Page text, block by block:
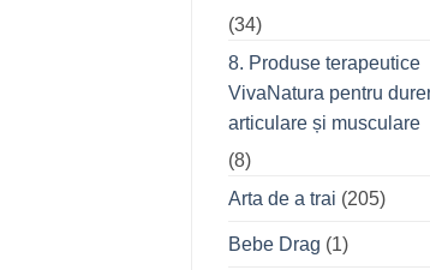
(34)
8. Produse terapeutice
VivaNatura pentru
articulare și musculare
(8)
Arta de a trai (205)
Bebe Drag (1)